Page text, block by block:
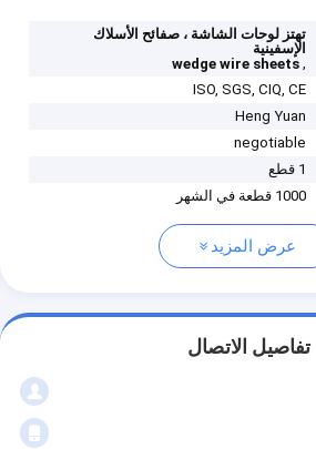
تهتز لوحات الشاشة ، صفائح الأسلاك
الإسفينية
,
wedge wire sheets
ISO, SGS, CIQ, CE
Heng Yuan
negotiable
1 قطع
1000 قطعة في الشهر
عرض المزيد
تفاصيل الاتصال